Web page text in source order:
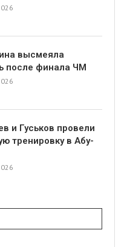
высмеяла
после финала ЧМ
и Гуськов провели
тренировку в Абу-